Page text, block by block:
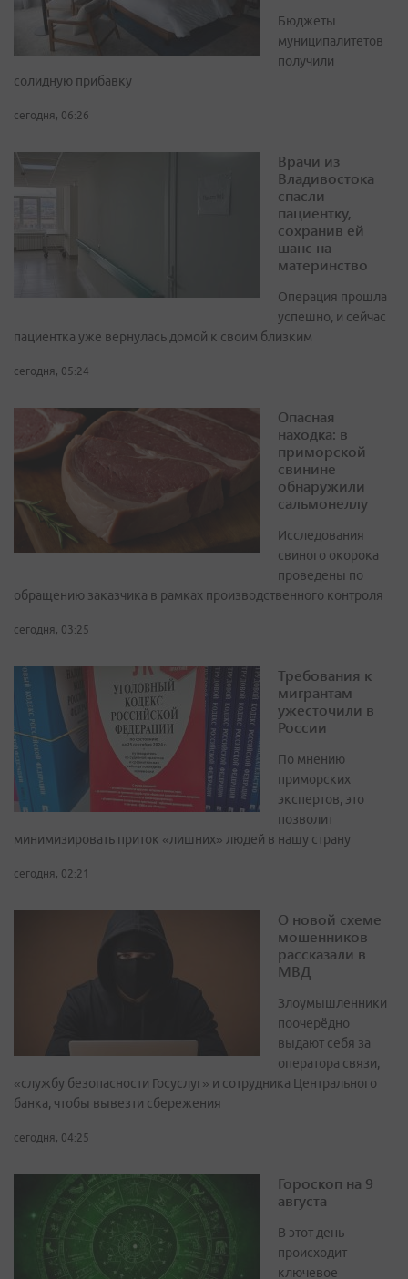
Бюджеты
муниципалитетов
получили
солидную прибавку
сегодня, 06:26
Врачи из
Владивостока
спасли
пациентку,
сохранив ей
шанс на
материнство
Операция прошла
успешно, и сейчас
пациентка уже вернулась домой к своим близким
сегодня, 05:24
Опасная
находка: в
приморской
свинине
обнаружили
сальмонеллу
Исследования
свиного окорока
проведены по
обращению заказчика в рамках производственного контроля
сегодня, 03:25
Требования к
мигрантам
ужесточили в
России
По мнению
приморских
экспертов, это
позволит
минимизировать приток «лишних» людей в нашу страну
сегодня, 02:21
О новой схеме
мошенников
рассказали в
МВД
Злоумышленники
поочерёдно
выдают себя за
оператора связи,
«службу безопасности Госуслуг» и сотрудника Центрального
банка, чтобы вывезти сбережения
сегодня, 04:25
Гороскоп на 9
августа
В этот день
происходит
ключевое